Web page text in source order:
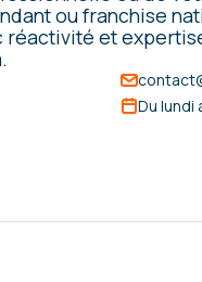
ou franchise
réactivité et
Du lundi